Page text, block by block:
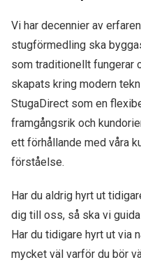
Vi har decennier av
stugförmedling ska
som traditionellt fungerar
skapats kring modern
StugaDirect som en
framgångsrik och
ett förhållande med våra
förståelse.
Har du aldrig hyrt ut
dig till oss, så ska vi
Har du tidigare hyrt ut via
mycket väl varför du bör